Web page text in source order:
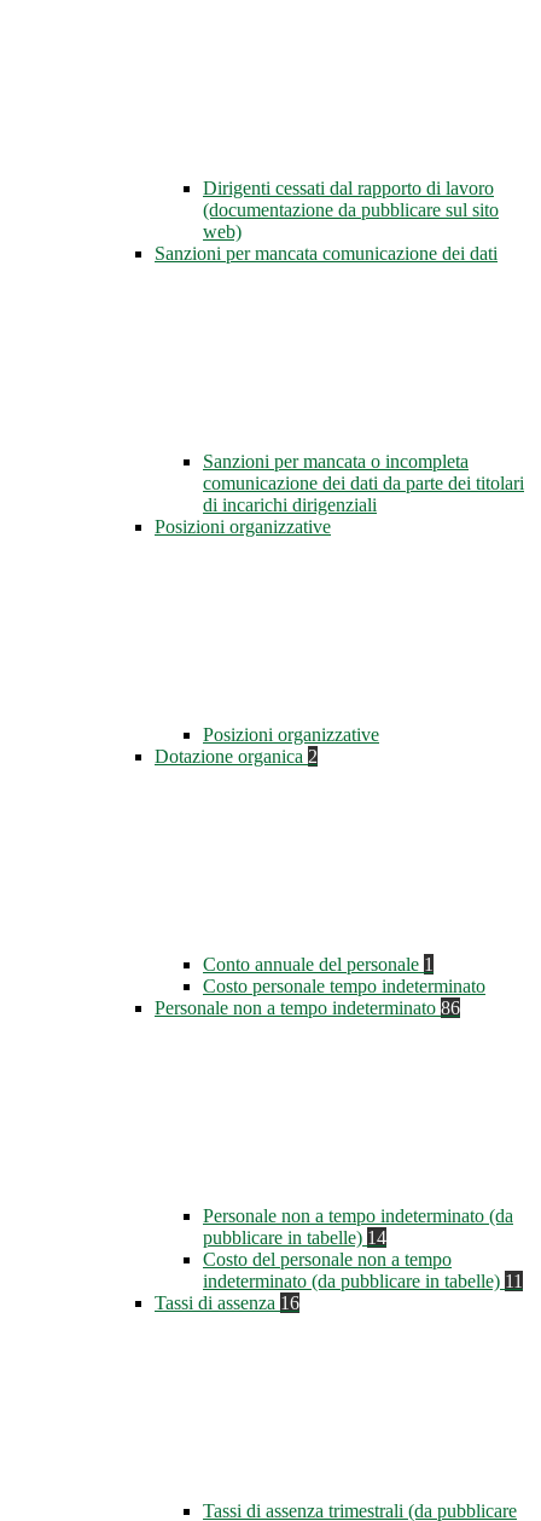
Dirigenti cessati dal rapporto di lavoro
(documentazione da pubblicare sul sito
web)
Sanzioni per mancata comunicazione dei dati
Sanzioni per mancata o incompleta
comunicazione dei dati da parte dei titolari
di incarichi dirigenziali
Posizioni organizzative
Posizioni organizzative
Dotazione organica 2
Conto annuale del personale 1
Costo personale tempo indeterminato
Personale non a tempo indeterminato 86
Personale non a tempo indeterminato (da
pubblicare in tabelle) 14
Costo del personale non a tempo
indeterminato (da pubblicare in tabelle) 11
Tassi di assenza 16
Tassi di assenza trimestrali (da pubblicare